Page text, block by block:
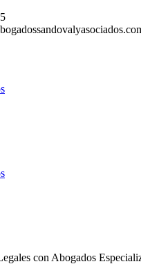
con Abogados